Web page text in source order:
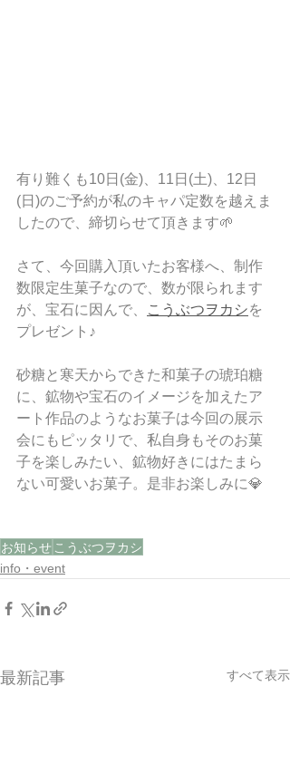
有り難くも10日(金)、11日(土)、12日
(日)のご予約が私のキャパ定数を越えま
したので、締切らせて頂きます🌱
さて、今回購入頂いたお客様へ、制作
数限定生菓子なので、数が限られます
が、宝石に因んで、
こうぶつヲカシを
プレゼント♪
砂糖と寒天からできた和菓子の琥珀糖
に、鉱物や宝石のイメージを加えたア
ート作品のようなお菓子は今回の展示
会にもピッタリで、私自身もそのお菓
子を楽しみたい、鉱物好きにはたまら
ない可愛いお菓子。是非お楽しみに💎
お知らせ こうぶつヲカシ
info・event
最新記事 すべて表示